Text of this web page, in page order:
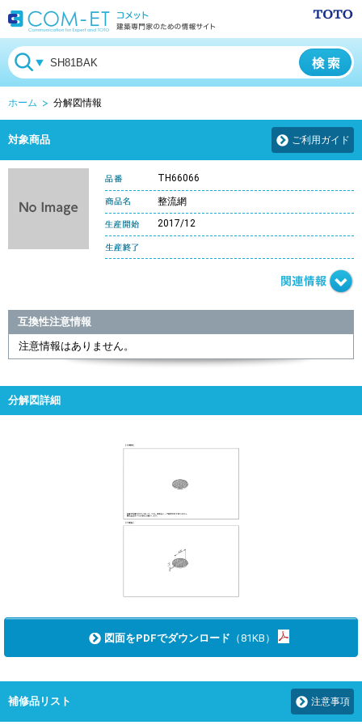
ホーム 分解図情報
対象商品 ご利用ガイド
TH66066
整流網
2017/12
互換性注意情報
注意情報はありません。
分解図詳細
図面をPDFでダウンロード （81KB）
補修品リスト 注意事項